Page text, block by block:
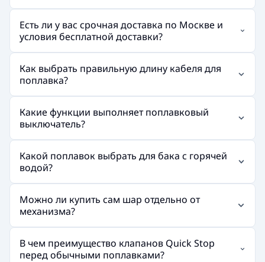
Есть ли у вас срочная доставка по Москве и
условия бесплатной доставки?
Как выбрать правильную длину кабеля для
поплавка?
Какие функции выполняет поплавковый
выключатель?
Какой поплавок выбрать для бака с горячей
водой?
Можно ли купить сам шар отдельно от
механизма?
В чем преимущество клапанов Quick Stop
перед обычными поплавками?